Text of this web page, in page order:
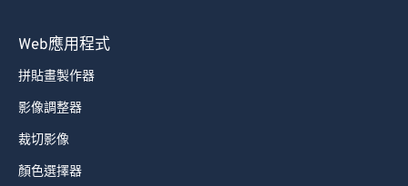
Web應用程式
拼貼畫製作器
影像調整器
裁切影像
顏色選擇器